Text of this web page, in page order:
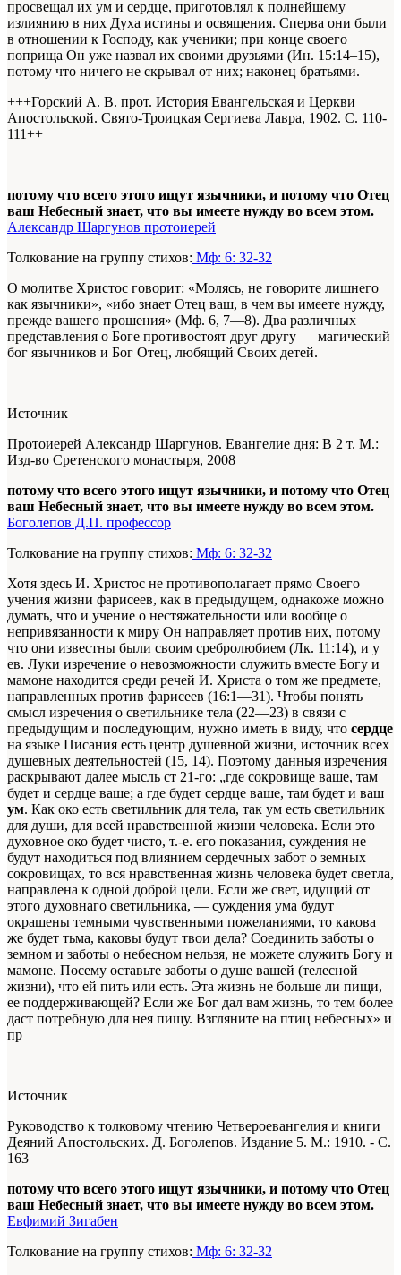
просвещал их ум и сердце, приготовлял к полнейшему
излиянию в них Духа истины и освящения. Сперва они были
в отношении к Господу, как ученики; при конце своего
поприща Он уже назвал их своими друзьями (Ин. 15:14–15),
потому что ничего не скрывал от них; наконец братьями.
+++Горский А. В. прот. История Евангельская и Церкви
Апостольской. Свято-Троицкая Сергиева Лавра, 1902. С. 110-
111++
потому что всего этого ищут язычники, и потому что Отец
ваш Небесный знает, что вы имеете нужду во всем этом.
Александр Шаргунов протоиерей
Толкование на группу стихов: Мф: 6: 32-32
О молитве Христос говорит: «Молясь, не говорите лишнего
как язычники», «ибо знает Отец ваш, в чем вы имеете нужду,
прежде вашего прошения» (Мф. 6, 7—8). Два различных
представления о Боге противостоят друг другу — магический
бог язычников и Бог Отец, любящий Своих детей.
Источник
Протоиерей Александр Шаргунов. Евангелие дня: В 2 т. М.:
Изд-во Сретенского монастыря, 2008
потому что всего этого ищут язычники, и потому что Отец
ваш Небесный знает, что вы имеете нужду во всем этом.
Боголепов Д.П. профессор
Толкование на группу стихов: Мф: 6: 32-32
Хотя здесь И. Христос не противополагает прямо Своего
учения жизни фарисеев, как в предыдущем, однакоже можно
думать, что и учение о нестяжательности или вообще о
непривязанности к миру Он направляет против них, потому
что они известны были своим сребролюбием (Лк. 11:14), и у
ев. Луки изречение о невозможности служить вместе Богу и
мамоне находится среди речей И. Христа о том же предмете,
направленных против фарисеев (16:1—31). Чтобы понять
смысл изречения о светильнике тела (22—23) в связи с
предыдущим и последующим, нужно иметь в виду, что сердце
на языке Писания есть центр душевной жизни, источник всех
душевных деятельностей (15, 14). Поэтому данныя изречения
раскрывают далее мысль ст 21-го: „где сокровище ваше, там
будет и сердце ваше; а где будет сердце ваше, там будет и ваш
ум. Как око есть светильник для тела, так ум есть светильник
для души, для всей нравственной жизни человека. Если это
духовное око будет чисто, т.-е. его показания, суждения не
будут находиться под влиянием сердечных забот о земных
сокровищах, то вся нравственная жизнь человека будет светла,
направлена к одной доброй цели. Если же свет, идущий от
этого духовнаго светильника, — суждения ума будут
окрашены темными чувственными пожеланиями, то какова
же будет тьма, каковы будут твои дела? Соединить заботы о
земном и заботы о небесном нельзя, не можете служить Богу и
мамоне. Посему оставьте заботы о душе вашей (телесной
жизни), что ей пить или есть. Эта жизнь не больше ли пищи,
ее поддерживающей? Если же Бог дал вам жизнь, то тем более
даст потребную для нея пищу. Взгляните на птиц небесных» и
пр
Источник
Руководство к толковому чтению Четвероевангелия и книги
Деяний Апостольских. Д. Боголепов. Издание 5. М.: 1910. - С.
163
потому что всего этого ищут язычники, и потому что Отец
ваш Небесный знает, что вы имеете нужду во всем этом.
Евфимий Зигабен
Толкование на группу стихов: Мф: 6: 32-32